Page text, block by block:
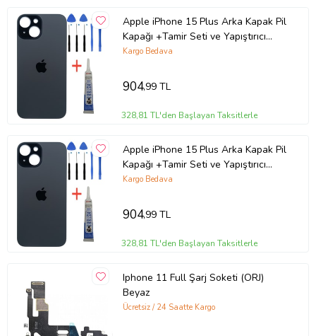
Apple iPhone 15 Plus Arka Kapak Pil
Kapağı +Tamir Seti ve Yapıştırıcı
(Sarı)
Kargo Bedava
904,99 TL
328,81 TL'den Başlayan Taksitlerle
Apple iPhone 15 Plus Arka Kapak Pil
Kapağı +Tamir Seti ve Yapıştırıcı
(Yeşil)
Kargo Bedava
904,99 TL
328,81 TL'den Başlayan Taksitlerle
Iphone 11 Full Şarj Soketi (ORJ)
Beyaz
Ücretsiz / 24 Saatte Kargo